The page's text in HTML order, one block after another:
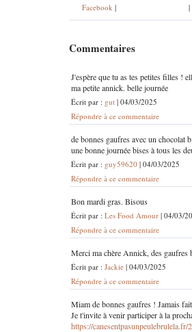
Facebook | |
Commentaires
J'espère que tu as tes petites filles !
ma petite annick. belle journée
Écrit par : gut | 04/03/2025
Répondre à ce commentaire
de bonnes gaufres avec un chocolat
une bonne journée bises à tous les
Écrit par : guy59620 | 04/03/2025
Répondre à ce commentaire
Bon mardi gras. Bisous
Écrit par : Les Food Amour | 04/03/
Répondre à ce commentaire
Merci ma chère Annick, des gaufres
Écrit par : Jackie | 04/03/2025
Répondre à ce commentaire
Miam de bonnes gaufres ! Jamais
Je t'invite à venir participer à la
https://